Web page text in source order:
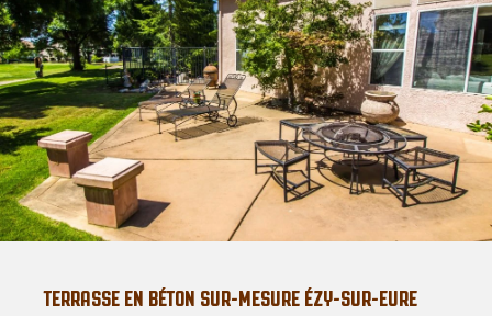
TERRASSE EN BÉTON SUR-MESURE ÉZY-SUR-EURE